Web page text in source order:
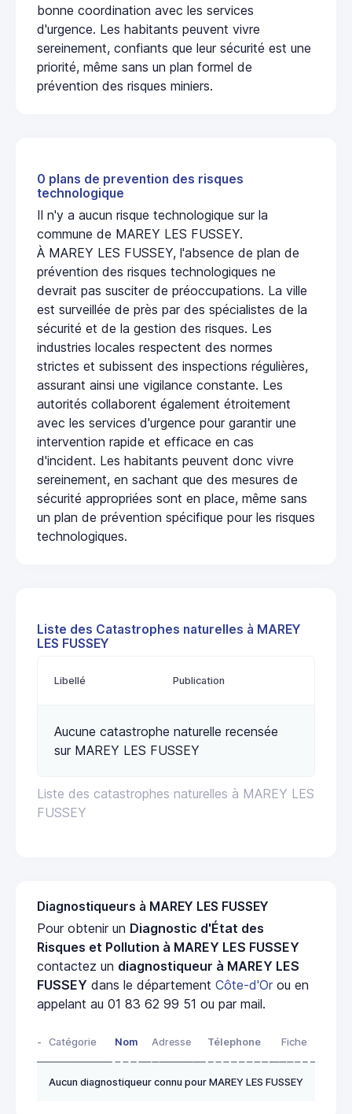
bonne coordination avec les services
d'urgence. Les habitants peuvent vivre
sereinement, confiants que leur sécurité est une
priorité, même sans un plan formel de
prévention des risques miniers.
0 plans de prevention des risques
technologique
Il n'y a aucun risque technologique sur la
commune de MAREY LES FUSSEY.
À MAREY LES FUSSEY, l'absence de plan de
prévention des risques technologiques ne
devrait pas susciter de préoccupations. La ville
est surveillée de près par des spécialistes de la
sécurité et de la gestion des risques. Les
industries locales respectent des normes
strictes et subissent des inspections régulières,
assurant ainsi une vigilance constante. Les
autorités collaborent également étroitement
avec les services d'urgence pour garantir une
intervention rapide et efficace en cas
d'incident. Les habitants peuvent donc vivre
sereinement, en sachant que des mesures de
sécurité appropriées sont en place, même sans
un plan de prévention spécifique pour les risques
technologiques.
Liste des Catastrophes naturelles à MAREY
LES FUSSEY
Liste des catastrophes naturelles à MAREY LES
FUSSEY
Libellé Publication
Aucune catastrophe naturelle recensée
sur MAREY LES FUSSEY
Diagnostiqueurs à MAREY LES FUSSEY
Pour obtenir un Diagnostic d'État des
Risques et Pollution à MAREY LES FUSSEY
contactez un diagnostiqueur à MAREY LES
FUSSEY dans le département Côte-d'Or ou en
appelant au 01 83 62 99 51 ou par mail.
- Catégorie Nom Adresse Télephone Fiche
Aucun diagnostiqueur connu pour MAREY LES FUSSEY